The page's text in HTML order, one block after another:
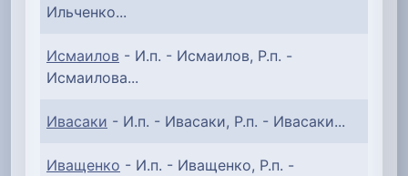
Ильченко...
Исмаилов - И.п. - Исмаилов, Р.п. -
Исмаилова...
Ивасаки - И.п. - Ивасаки, Р.п. - Ивасаки...
Иващенко - И.п. - Иващенко, Р.п. -